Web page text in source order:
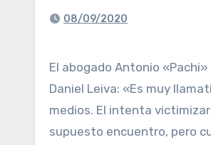
08/09/2020
El abogado Antonio «Pachi» Raed se refirió a estas serie de acusaciones entre el camarista Enrique Pedicone y el vocal de la Corte Suprema de Justicia
Daniel Leiva: «Es muy
medios. El intenta
supuesto encuentro, pero